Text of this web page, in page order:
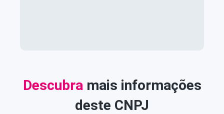
Descubramais informações
deste CNPJ